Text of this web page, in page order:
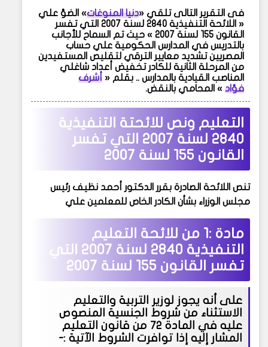
فى التقرير التالى تلقي «دنيا المنوغات» الضؤ علي
« اللائحة التنفيذية 2840 لسنة 2007 التي تفسر
القانون 155 لسنة 2007 » حيث تم السماح للأجانب
بالتدريس في المدارس الحكومية علي حساب
المصريين تشديد معايير الترقي لتقليص المستفيدين
من المرحلة الثانية للكادر تخفيض أعداد شاغلي
المناصب القيادية بالمدارس .. بقلم « أشرف
فؤاد » المحامي بالنقض.
التعليم ونص للائحتة التنفيذية
2840 لسنة 2007 التي تفسر
القانون 155 لسنة 2007
تنص اللائحة الصادرة بقرر الدكتور أحمد نظيف رئيس
مجلس الوزراء بشأن الكادر الخاص للمعلمين علي
مادة :1 من
للائحة التعليم
التنفيذية 2840 لسنة 2007 التي
تفسر القانون 155 لسنة 2007
على أنه يجوز لوزير التربية والتعليم
الاستثناء من شروط الجنسية المنصوص
عليه في المادة 72 من قانون التعليم
المشار إليه إذا توافرت الشروط الآتية :-